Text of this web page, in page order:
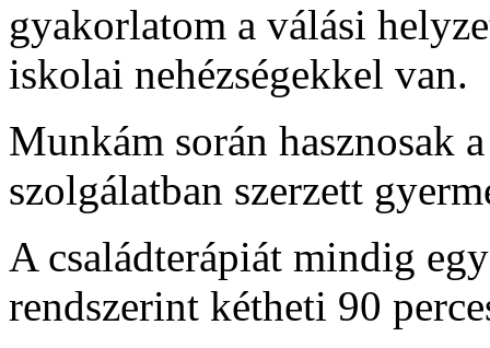
gyakorlatom a válási
iskolai nehézségekkel van.
Munkám során hasznosak
szolgálatban szerzett
A családterápiát mindig
rendszerint kétheti 90